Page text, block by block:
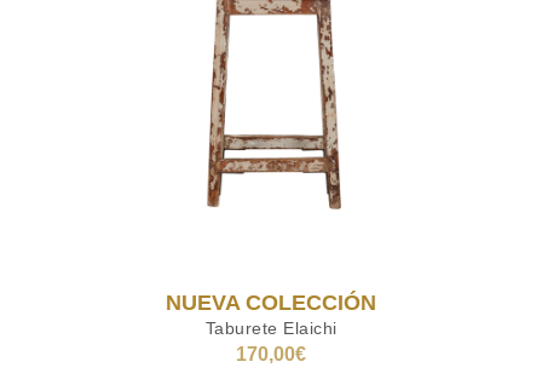
NUEVA COLECCIÓN
Taburete Elaichi
170,00€